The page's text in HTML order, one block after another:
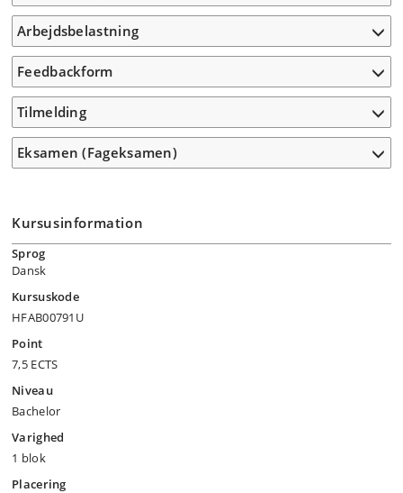
Arbejdsbelastning
Feedbackform
Tilmelding
Eksamen (Fageksamen)
Kursusinformation
Sprog
Dansk
Kursuskode
HFAB00791U
Point
7,5 ECTS
Niveau
Bachelor
Varighed
1 blok
Placering